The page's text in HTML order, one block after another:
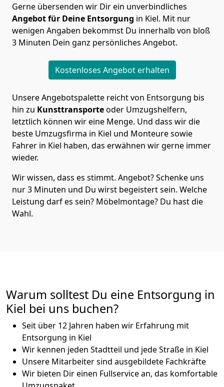
Gerne übersenden wir Dir ein unverbindliches
Angebot für Deine Entsorgung in Kiel. Mit nur
wenigen Angaben bekommst Du innerhalb von bloß
3 Minuten Dein ganz persönliches Angebot.
Kostenloses Angebot erhalten
Unsere Angebotspalette reicht von Entsorgung bis
hin zu Kunsttransporteoder Umzugshelfern,
letztlich können wir eine Menge. Und dass wir die
beste Umzugsfirma in Kiel und Monteure sowie
Fahrer in Kiel haben, das erwähnen wir gerne immer
wieder.
Wir wissen, dass es stimmt. Angebot? Schenke uns
nur 3 Minuten und Du wirst begeistert sein. Welche
Leistung darf es sein? Möbelmontage? Du hast die
Wahl.
Warum solltest Du eine Entsorgung in
Kiel bei uns buchen?
Seit über 12 Jahren haben wir Erfahrung mit
Entsorgung in Kiel
Wir kennen jeden Stadtteil und jede Straße in Kiel
Unsere Mitarbeiter sind ausgebildete Fachkräfte
Wir bieten Dir einen Fullservice an, das komfortable